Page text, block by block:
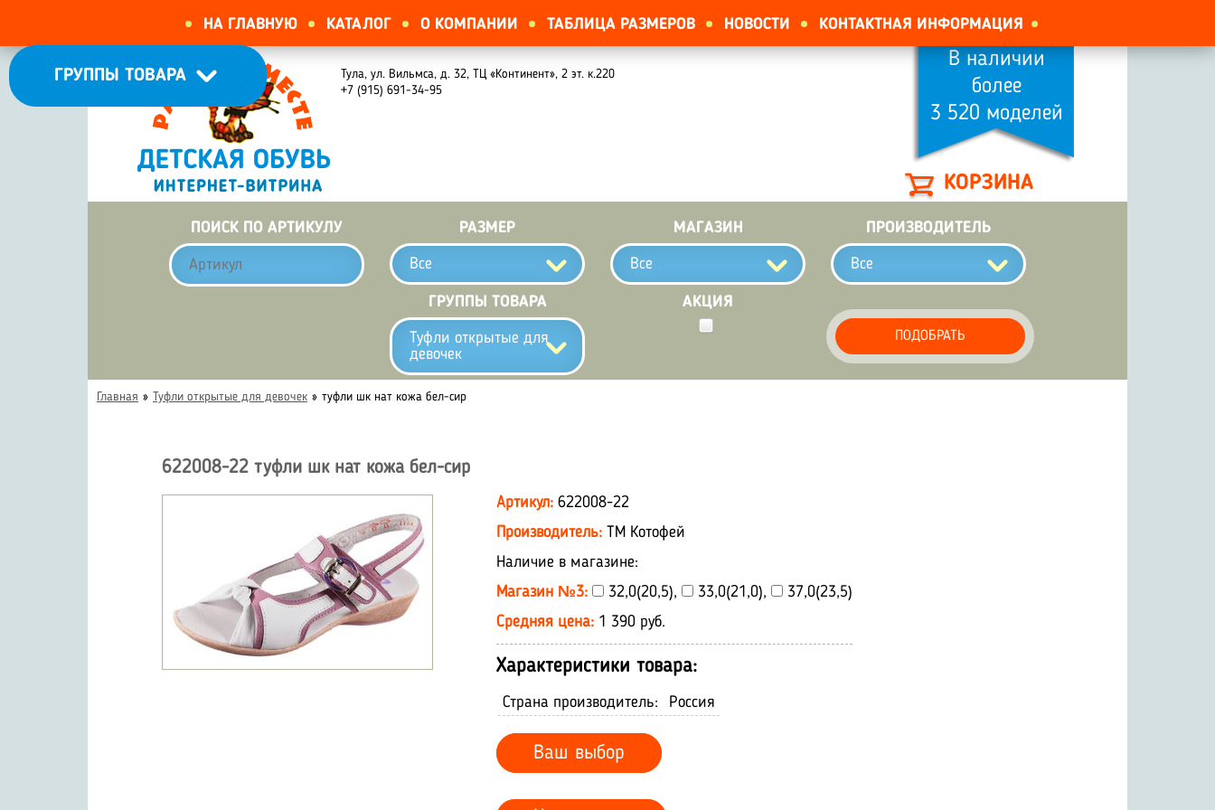
НА ГЛАВНУЮ КАТАЛОГ О КОМПАНИИ ТАБЛИЦА РАЗМЕРОВ НОВОСТИ КОНТАКТНАЯ ИНФОРМАЦИЯ
КОРЗИНА
В наличии
более
3 520 моделей
Тула, ул. Вильмса, д. 32, ТЦ «Континент», 2 эт. к.220
+7 (915) 691-34-95
ГРУППЫ ТОВАРА
ПОИСК ПО АРТИКУЛУ РАЗМЕР
Все
МАГАЗИН
Все
ПРОИЗВОДИТЕЛЬ
Все
ГРУППЫ ТОВАРА
Туфли открытые для
девочек
АКЦИЯ
ПОДОБРАТЬ
Главная » Туфли открытые для девочек » туфли шк нат кожа бел-сир
622008-22 туфли шк нат кожа бел-сир
Артикул: 622008-22
Производитель: ТМ Котофей
Наличие в магазине:
Магазин №3:
32,0(20,5), 33,0(21,0),
37,0(23,5)
Средняя цена: 1 390 руб.
Характеристики товара:
Страна производитель: Россия
Ваш выбор